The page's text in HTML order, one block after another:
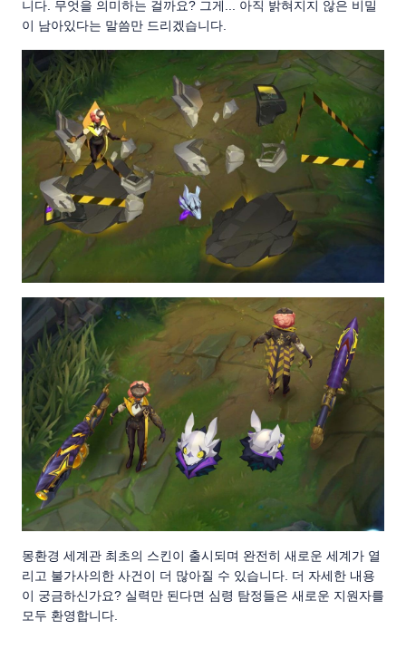
니다. 무엇을 의미하는 걸까요? 그게... 아직 밝혀지지 않은 비밀
이 남아있다는 말씀만 드리겠습니다.
몽환경 세계관 최초의 스킨이 출시되며 완전히 새로운 세계가 열
리고 불가사의한 사건이 더 많아질 수 있습니다. 더 자세한 내용
이 궁금하신가요? 실력만 된다면 심령 탐정들은 새로운 지원자를
모두 환영합니다.